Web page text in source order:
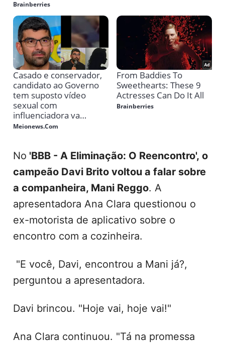
No 'BBB - A Eliminação: O Reencontro', o
campeão Davi Brito voltou a falar sobre
a companheira, Mani Reggo. A
apresentadora Ana Clara questionou o
ex-motorista de aplicativo sobre o
encontro com a cozinheira.
"E você, Davi, encontrou a Mani já?,
perguntou a apresentadora.
Davi brincou. "Hoje vai, hoje vai!"
Ana Clara continuou. "Tá na promessa